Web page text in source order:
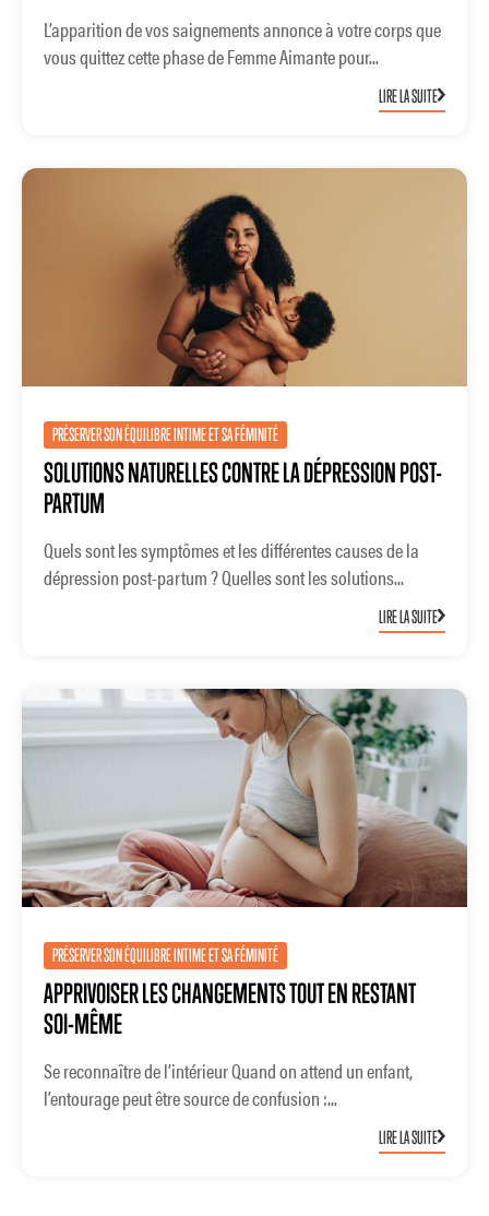
L’apparition de vos saignements annonce à votre corps que
vous quittez cette phase de Femme Aimante pour...
LIRE LA SUITE
PRÉSERVER SON ÉQUILIBRE INTIME ET SA FÉMINITÉ
SOLUTIONS NATURELLES CONTRE LA DÉPRESSION POST-
PARTUM
Quels sont les symptômes et les différentes causes de la
dépression post-partum ? Quelles sont les solutions...
LIRE LA SUITE
PRÉSERVER SON ÉQUILIBRE INTIME ET SA FÉMINITÉ
APPRIVOISER LES CHANGEMENTS TOUT EN RESTANT
SOI-MÊME
Se reconnaître de l’intérieur Quand on attend un enfant,
l’entourage peut être source de confusion :...
LIRE LA SUITE